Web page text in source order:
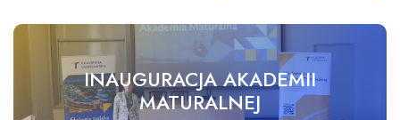
INAUGURACJA AKADEMII
MATURALNEJ